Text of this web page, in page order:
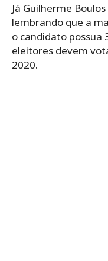
Já Guilherme
lembrando que a
o candidato possua
eleitores devem
2020.